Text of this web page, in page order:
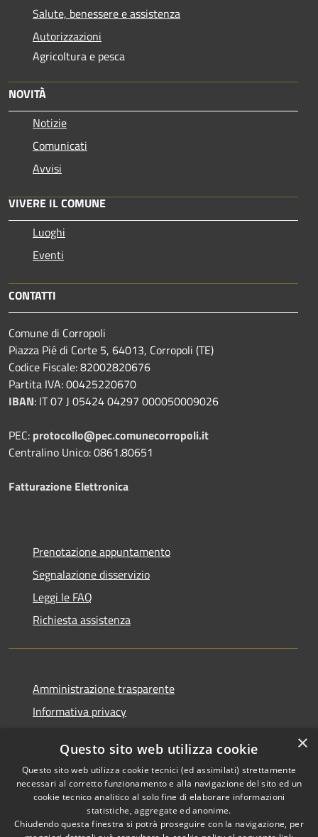
Salute, benessere e assistenza
Autorizzazioni
Agricoltura e pesca
NOVITÀ
Notizie
Comunicati
Avvisi
VIVERE IL COMUNE
Luoghi
Eventi
CONTATTI
Comune di Corropoli
Piazza Pié di Corte 5, 64013, Corropoli (TE)
Codice Fiscale: 82002820676
Partita IVA: 00425220670
IBAN: IT 07 J 05424 04297 000050009026
PEC: protocollo@pec.comunecorropoli.it
Centralino Unico: 0861.80651
Fatturazione Elettronica
Prenotazione appuntamento
Segnalazione disservizio
Leggi le FAQ
Richiesta assistenza
Amministrazione trasparente
Informativa privacy
Dichiarazione di accessibilità
RSS
Copyright © 2026 • Comune di
×
Questo sito web utilizza cookie
Questo sito web utilizza cookie tecnici (ed assimilati) strettamente
necessari al corretto funzionamento e alla navigazione del sito ed un
cookie tecnico analitico al solo fine di elaborare informazioni
statistiche, aggregate ed anonime.
Chiudendo questa finestra si potrà proseguire con la navigazione, per